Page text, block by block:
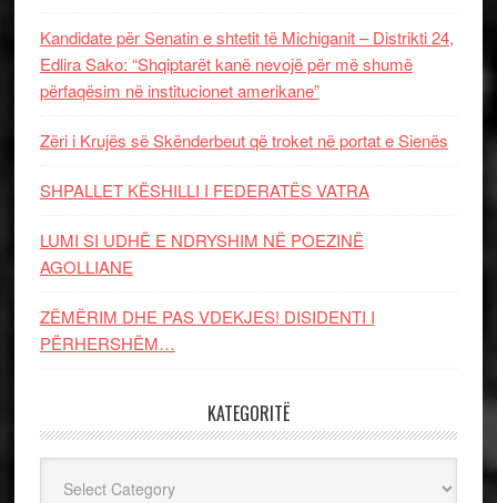
Kandidate për Senatin e shtetit të Michiganit – Distrikti 24,
Edlira Sako: “Shqiptarët kanë nevojë për më shumë
përfaqësim në institucionet amerikane”
Zëri i Krujës së Skënderbeut që troket në portat e Sienës
SHPALLET KËSHILLI I FEDERATËS VATRA
LUMI SI UDHË E NDRYSHIM NË POEZINË
AGOLLIANE
ZËMËRIM DHE PAS VDEKJES! DISIDENTI I
PËRHERSHËM…
KATEGORITË